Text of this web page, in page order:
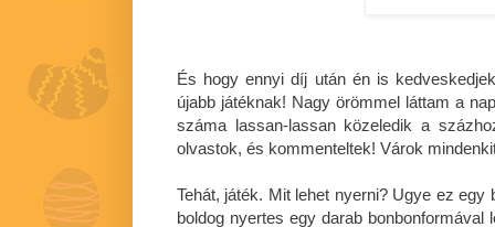
És hogy ennyi díj után én is
újabb játéknak! Nagy örömmel láttam a
száma lassan-lassan közeledik a
olvastok, és kommenteltek! Várok
Tehát, játék. Mit lehet nyerni? Ugye ez egy
boldog nyertes egy darab